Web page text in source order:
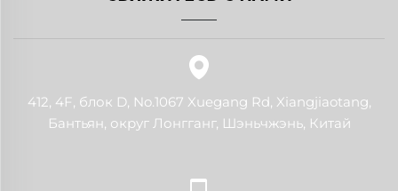
412, 4F, блок D, No.1067 Xuegang Rd, Xiangjiaotang,
Бантьян, округ Лонгганг, Шэньчжэнь, Китай